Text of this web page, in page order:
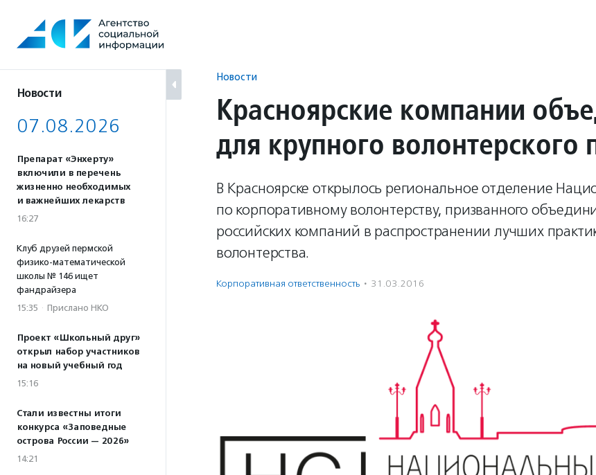
содержанию
Новости
07.08.2026
Препарат «Энхерту»
включили в перечень
жизненно необходимых
и важнейших лекарств
16:27
Клуб друзей пермской
физико-математической
школы № 146 ищет
фандрайзера
15:35 · Прислано НКО
Проект «Школьный друг»
открыл набор участников
на новый учебный год
15:16
Стали известны итоги
конкурса «Заповедные
острова России — 2026»
14:21
Новости
Красноярские компании
для крупного волонтерского
В Красноярске открылось региональное отделение
по корпоративному волонтерству, призванного
российских компаний в распространении лучших
волонтерства.
Корпоративная ответственность · 31.03.2016